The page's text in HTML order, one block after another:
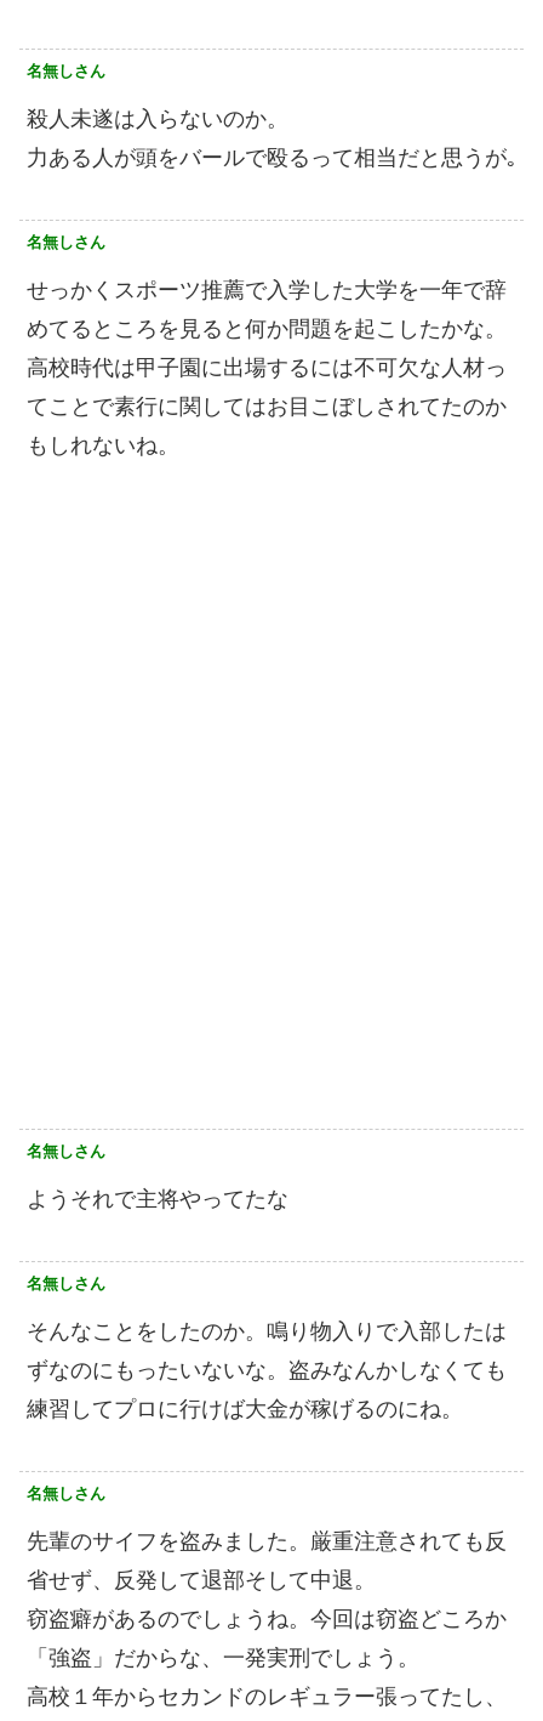
名無しさん
殺人未遂は入らないのか。
力ある人が頭をバールで殴るって相当だと思うが｡
名無しさん
せっかくスポーツ推薦で入学した大学を一年で辞
めてるところを見ると何か問題を起こしたかな。
高校時代は甲子園に出場するには不可欠な人材っ
てことで素行に関してはお目こぼしされてたのか
もしれないね。
名無しさん
ようそれで主将やってたな
名無しさん
そんなことをしたのか。鳴り物入りで入部したは
ずなのにもったいないな。盗みなんかしなくても
練習してプロに行けば大金が稼げるのにね。
名無しさん
先輩のサイフを盗みました。厳重注意されても反
省せず、反発して退部そして中退。
窃盗癖があるのでしょうね。今回は窃盗どころか
「強盗」だからな、一発実刑でしょう。
高校１年からセカンドのレギュラー張ってたし、